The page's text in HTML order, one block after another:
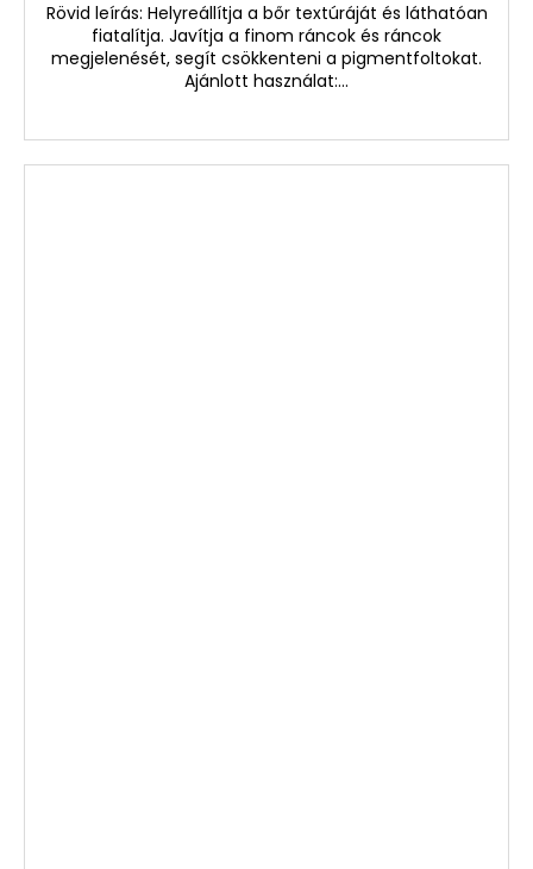
Rövid leírás: Helyreállítja a bőr textúráját és láthatóan
fiatalítja. Javítja a finom ráncok és ráncok
megjelenését, segít csökkenteni a pigmentfoltokat.
Ajánlott használat:...